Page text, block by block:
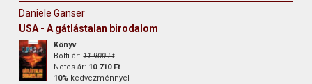
Daniele Ganser
USA - A gátlástalan birodalom
Könyv
Bolti ár:11 900 Ft
Netes ár: 10 710 Ft
10% kedvezménnyel